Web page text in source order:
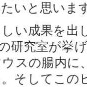
いと思いま
い成果を出
研究室が挙
スの腸内に
そしてこ